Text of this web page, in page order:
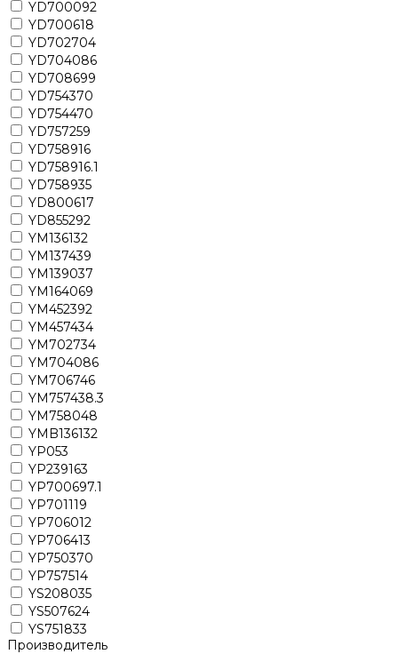
YD700092
YD700618
YD702704
YD704086
YD708699
YD754370
YD754470
YD757259
YD758916
YD758916.1
YD758935
YD800617
YD855292
YM136132
YM137439
YM139037
YM164069
YM452392
YM457434
YM702734
YM704086
YM706746
YM757438.3
YM758048
YMB136132
YP053
YP239163
YP700697.1
YP701119
YP706012
YP706413
YP750370
YP757514
YS208035
YS507624
YS751833
Производитель